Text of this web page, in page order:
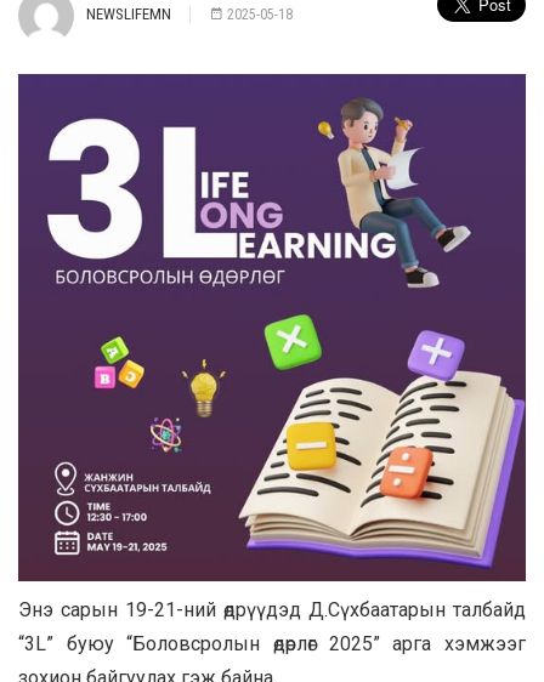
NEWSLIFEMN 2025-05-18
Энэ сарын 19-21-ний өдрүүдэд Д.Сүхбаатарын талбайд
“3L” буюу “Боловсролын өдөрлөг 2025” арга хэмжээг